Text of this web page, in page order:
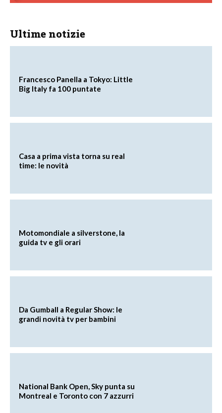
Ultime notizie
Francesco Panella a Tokyo: Little
Big Italy fa 100 puntate
Casa a prima vista torna su real
time: le novità
Motomondiale a silverstone, la
guida tv e gli orari
Da Gumball a Regular Show: le
grandi novità tv per bambini
National Bank Open, Sky punta su
Montreal e Toronto con 7 azzurri